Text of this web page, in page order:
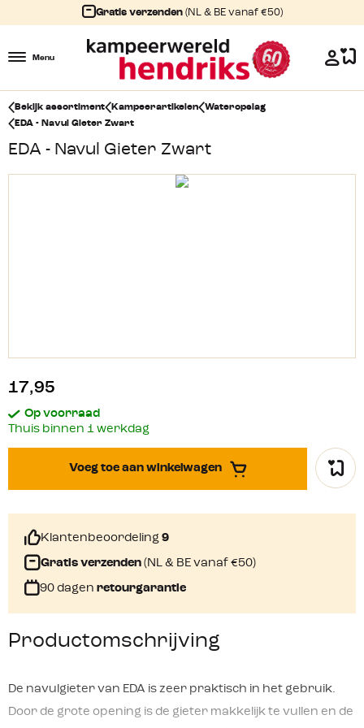
Gratis verzenden (NL & BE vanaf €50)
Menu
Bekijk assortiment Kampeerartikelen
Wateropslag
EDA - Navul Gieter Zwart
EDA - Navul Gieter Zwart
17,95
Op voorraad
Thuis binnen 1 werkdag
Voeg toe aan winkelwagen
Klantenbeoordeling 9
Gratis verzenden (NL & BE vanaf €50)
90 dagen retourgarantie
Productomschrijving
De navulgieter van EDA is zeer praktisch in het gebruik.
Door de grote opening is de gieter makkelijk te vullen en de